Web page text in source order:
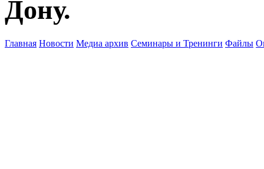
Дону.
Главная Новости Медиа архив Семинары и Тренинги Файлы